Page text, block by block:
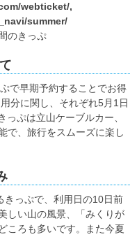
webticket/,
summer/
のきっぷ
で早期予約することでお得
分に関し、それぞれ5月1日
ぷは立山ケーブルカー、
で、旅行をスムーズに楽し
きっぷで、利用日の10日前
しい山の風景、「みくりが
ころも多いです。また今夏